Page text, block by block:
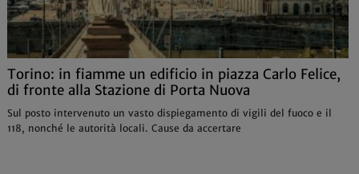
Torino: in fiamme un edificio in piazza Carlo Felice,
di fronte alla Stazione di Porta Nuova
Sul posto intervenuto un vasto dispiegamento di vigili del fuoco e il
118, nonché le autorità locali. Cause da accertare